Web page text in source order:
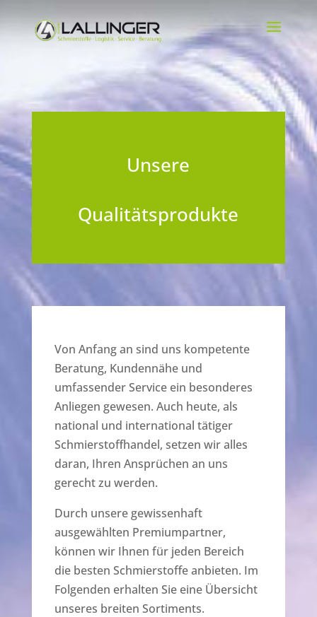
Unsere
Qualitätsprodukte
Von Anfang an sind uns kompetente
Beratung, Kundennähe und
umfassender Service ein besonderes
Anliegen gewesen. Auch heute, als
national und international tätiger
Schmierstoffhandel, setzen wir alles
daran, Ihren Ansprüchen an uns
gerecht zu werden.
Durch unsere gewissenhaft
ausgewählten Premiumpartner,
können wir Ihnen für jeden Bereich
die besten Schmierstoffe anbieten. Im
Folgenden erhalten Sie eine Übersicht
unseres breiten Sortiments.